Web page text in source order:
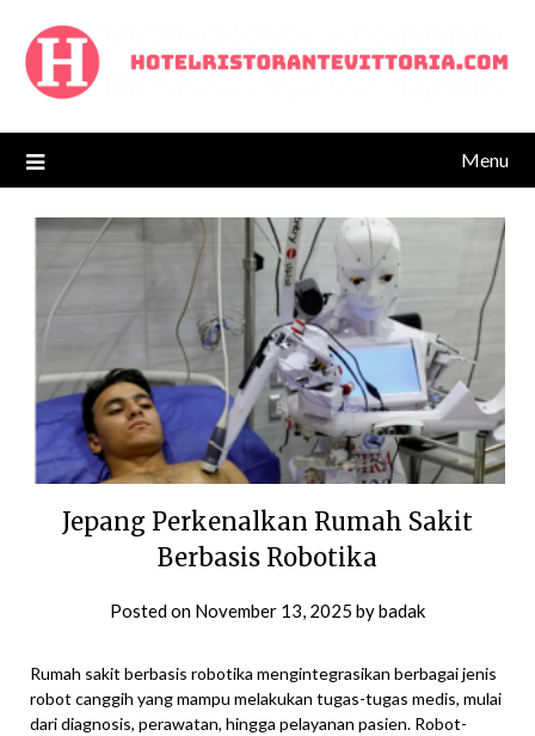
content
Menu
Jepang Perkenalkan Rumah Sakit
Berbasis Robotika
Posted on November 13, 2025 bybadak
Rumah sakit berbasis robotika mengintegrasikan berbagai jenis
robot canggih yang mampu melakukan tugas-tugas medis, mulai
dari diagnosis, perawatan, hingga pelayanan pasien. Robot-